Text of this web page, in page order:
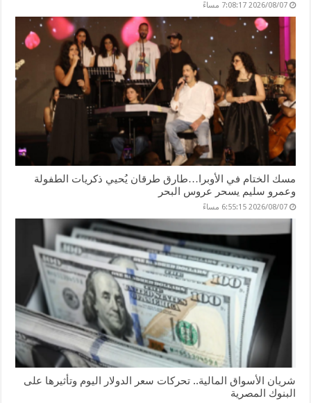
2026/08/07 7:08:17 مساءً
مسك الختام في الأوبرا…طارق طرقان يُحيي ذكريات الطفولة
وعمرو سليم يسحر عروس البحر
2026/08/07 6:55:15 مساءً
شريان الأسواق المالية.. تحركات سعر الدولار اليوم وتأثيرها على
البنوك المصرية